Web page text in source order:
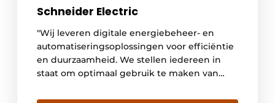
Schneider Electric
"Wij leveren digitale energiebeheer- en
automatiseringsoplossingen voor efficiëntie
en duurzaamheid. We stellen iedereen in
staat om optimaal gebruik te maken van
altijd en overal geldt voor iedereen."